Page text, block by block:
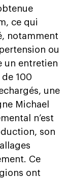
ce qui
notamment
ou
un entretien
de 100
une
Michael
n’est
son
Ce
ont